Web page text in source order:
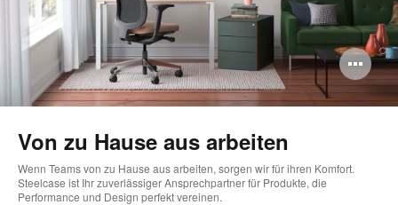
Von zu Hause aus arbeiten
Wenn Teams von zu Hause aus arbeiten, sorgen wir für ihren Komfort.
Steelcase ist Ihr zuverlässiger Ansprechpartner für Produkte, die
Performance und Design perfekt vereinen.